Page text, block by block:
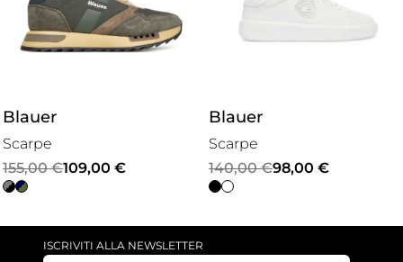
Blauer
Scarpe
155,00€
Il
prezzo
109,00 €
Il
prezzo
Blauer
Scarpe
140,00€
Il
prezzo
98,00 €
Il
prezzo
ISCRIVITI ALLA NEWSLETTER